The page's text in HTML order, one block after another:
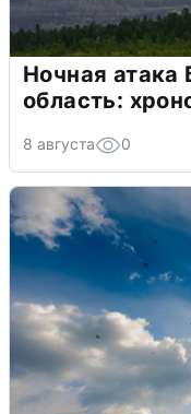
Ночная
область:
8 августа 0